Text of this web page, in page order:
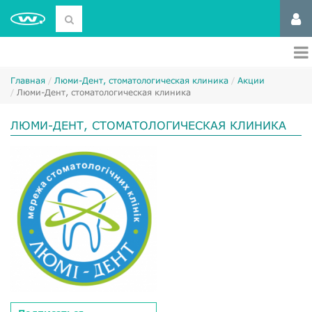
Главная Люми-Дент, стоматологическая клиника
Акции
Люми-Дент, стоматологическая клиника
ЛЮМИ-ДЕНТ, СТОМАТОЛОГИЧЕСКАЯ КЛИНИКА